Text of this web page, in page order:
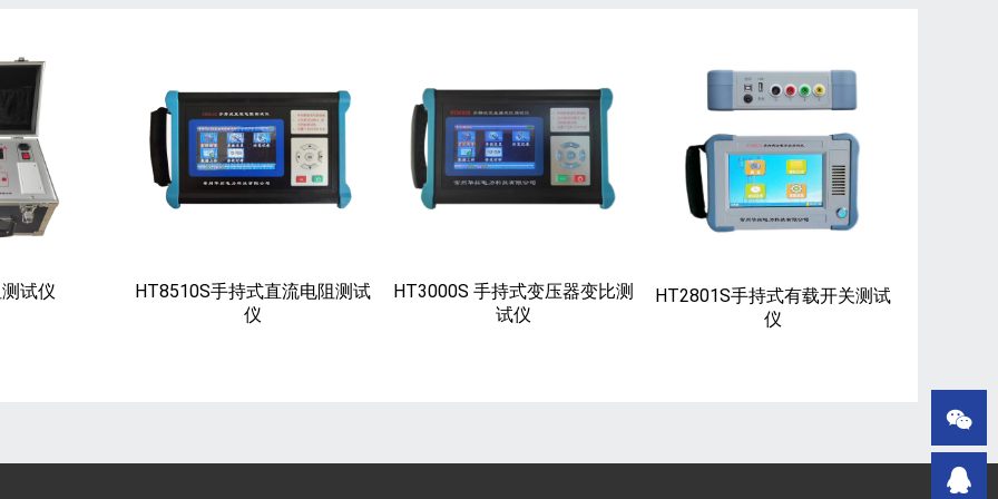
试仪
HT8510S手持式直流电阻测试
仪
HT3000S 手持式变压器变比测
试仪
HT2801S手持式有载开关测试
仪

